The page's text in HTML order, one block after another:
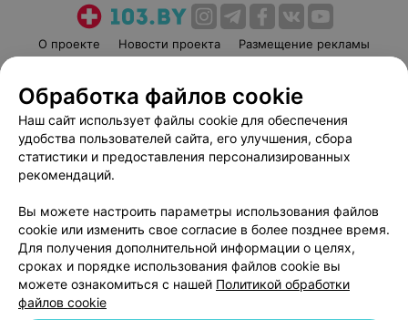
О проекте Новости проекта
Размещение рекламы
Пользовательское соглашение
Способы оплаты
Вакансии
Партнеры
Написать руководителю 103.by
Обработка персональных данных
Обработка файлов cookie
Наш сайт использует файлы cookie для обеспечения
удобства пользователей сайта, его улучшения, сбора
статистики и предоставления персонализированных
рекомендаций.
Вы можете настроить параметры использования файлов
cookie или изменить свое согласие в более позднее время.
Для получения дополнительной информации о целях,
сроках и порядке использования файлов cookie вы
можете ознакомиться с нашей Политикой обработки
файлов cookie